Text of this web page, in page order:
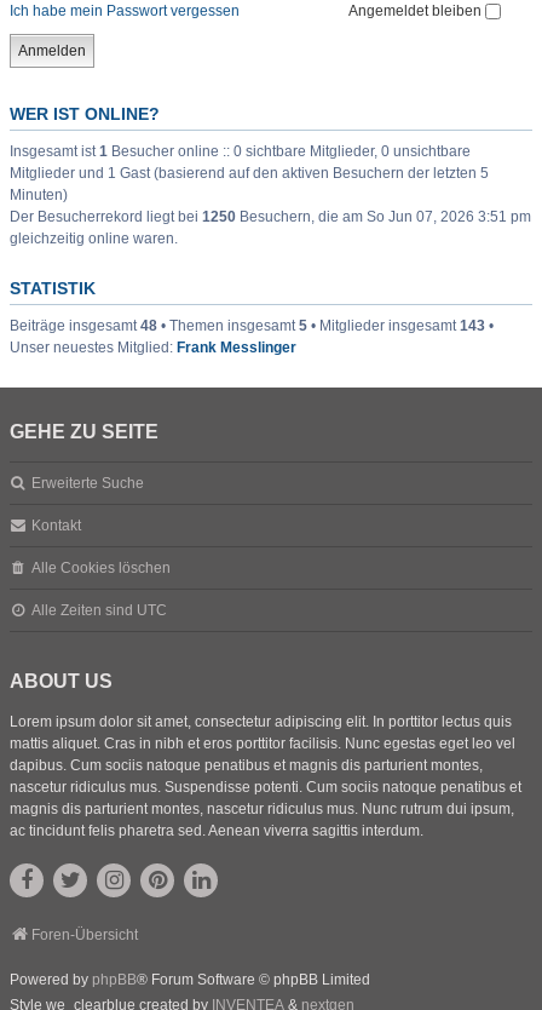
Ich habe mein Passwort vergessen Angemeldet bleiben
WER IST ONLINE?
Insgesamt ist1 Besucher online :: 0 sichtbare Mitglieder, 0 unsichtbare
Mitglieder und 1 Gast (basierend auf den aktiven Besuchern der letzten 5
Minuten)
Der Besucherrekord liegt bei 1250 Besuchern, die am So Jun 07, 2026 3:51 pm
gleichzeitig online waren.
STATISTIK
Beiträge insgesamt48 • Themen insgesamt5 • Mitglieder insgesamt143 •
Unser neuestes Mitglied: Frank Messlinger
GEHE ZU SEITE
Erweiterte Suche
Kontakt
Alle Cookies löschen
Alle Zeiten sind UTC
ABOUT US
Lorem ipsum dolor sit amet, consectetur adipiscing elit. In porttitor lectus quis
mattis aliquet. Cras in nibh et eros porttitor facilisis. Nunc egestas eget leo vel
dapibus. Cum sociis natoque penatibus et magnis dis parturient montes,
nascetur ridiculus mus. Suspendisse potenti. Cum sociis natoque penatibus et
magnis dis parturient montes, nascetur ridiculus mus. Nunc rutrum dui ipsum,
ac tincidunt felis pharetra sed. Aenean viverra sagittis interdum.
Foren-Übersicht
Powered by phpBB® Forum Software © phpBB Limited
Style we_clearblue created by INVENTEA & nextgen